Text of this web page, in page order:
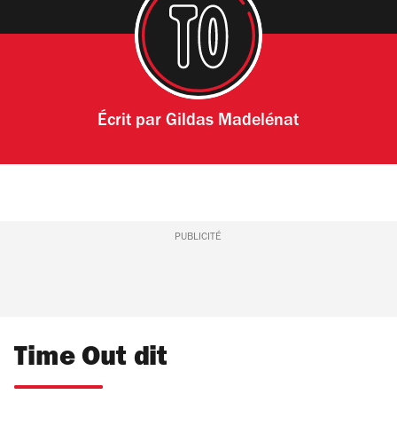
Écrit parGildas Madelénat
PUBLICITÉ
Time Out dit